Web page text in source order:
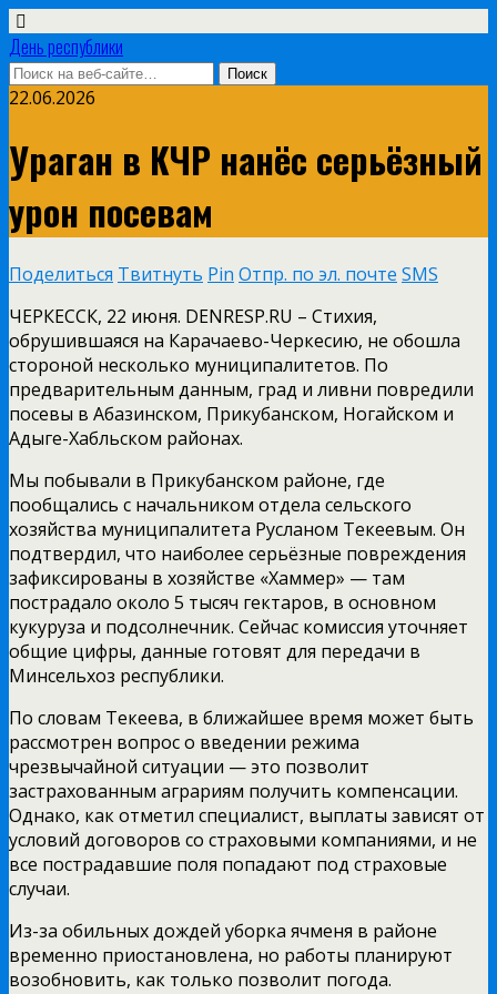
День республики
22.06.2026
Ураган в КЧР нанёс серьёзный
урон посевам
Поделиться Твитнуть Pin Отпр. по эл. почте SMS
ЧЕРКЕССК, 22 июня. DENRESP.RU – Стихия,
обрушившаяся на Карачаево-Черкесию, не обошла
стороной несколько муниципалитетов. По
предварительным данным, град и ливни повредили
посевы в Абазинском, Прикубанском, Ногайском и
Адыге-Хабльском районах.
Мы побывали в Прикубанском районе, где
пообщались с начальником отдела сельского
хозяйства муниципалитета Русланом Текеевым. Он
подтвердил, что наиболее серьёзные повреждения
зафиксированы в хозяйстве «Хаммер» — там
пострадало около 5 тысяч гектаров, в основном
кукуруза и подсолнечник. Сейчас комиссия уточняет
общие цифры, данные готовят для передачи в
Минсельхоз республики.
По словам Текеева, в ближайшее время может быть
рассмотрен вопрос о введении режима
чрезвычайной ситуации — это позволит
застрахованным аграриям получить компенсации.
Однако, как отметил специалист, выплаты зависят от
условий договоров со страховыми компаниями, и не
все пострадавшие поля попадают под страховые
случаи.
Из-за обильных дождей уборка ячменя в районе
временно приостановлена, но работы планируют
возобновить, как только позволит погода.